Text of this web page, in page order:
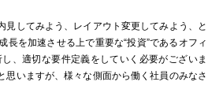
してみよう、レイアウト変更してみよう、と
を加速させる上で重要な“投資”であるオフィ
、適切な要件定義をしていく必要がございま
いますが、様々な側面から働く社員のみなさ